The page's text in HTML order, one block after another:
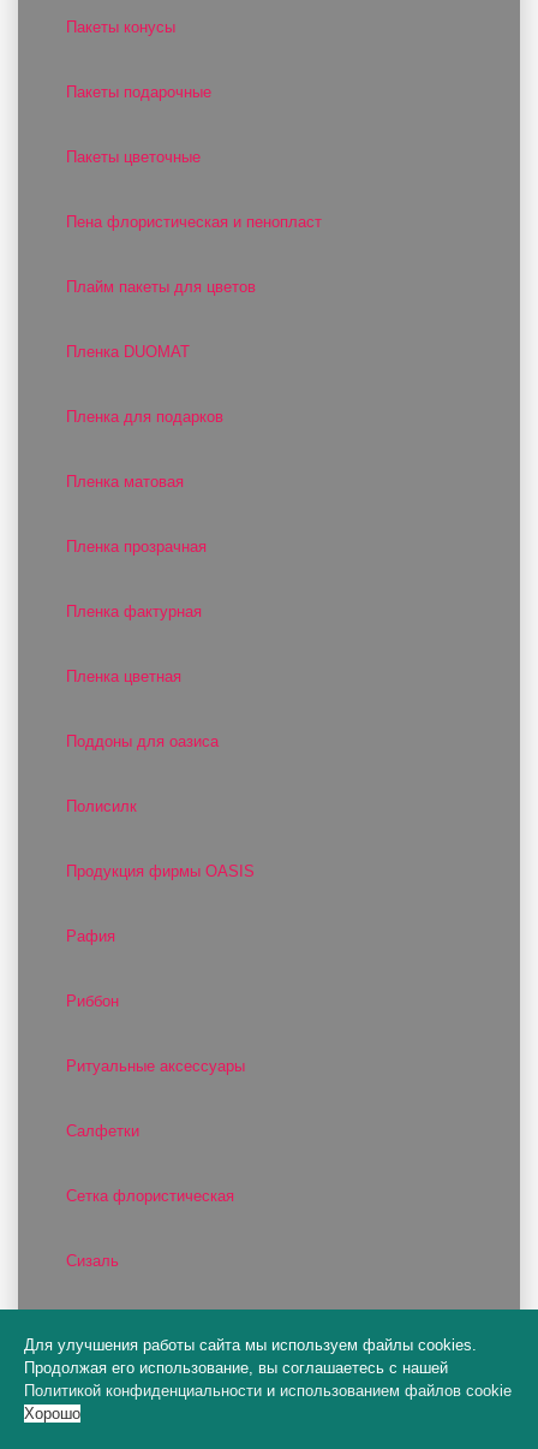
Пакеты конусы
Пакеты подарочные
Пакеты цветочные
Пена флористическая и пенопласт
Плайм пакеты для цветов
Пленка DUOMAT
Пленка для подарков
Пленка матовая
Пленка прозрачная
Пленка фактурная
Пленка цветная
Поддоны для оазиса
Полисилк
Продукция фирмы OASIS
Рафия
Риббон
Ритуальные аксессуары
Салфетки
Сетка флористическая
Сизаль
Спрей Краска
Для улучшения работы сайта мы используем файлы cookies.
Продолжая его использование, вы соглашаетесь с нашей
Политикой конфиденциальности и использованием файлов cookie
Хорошо